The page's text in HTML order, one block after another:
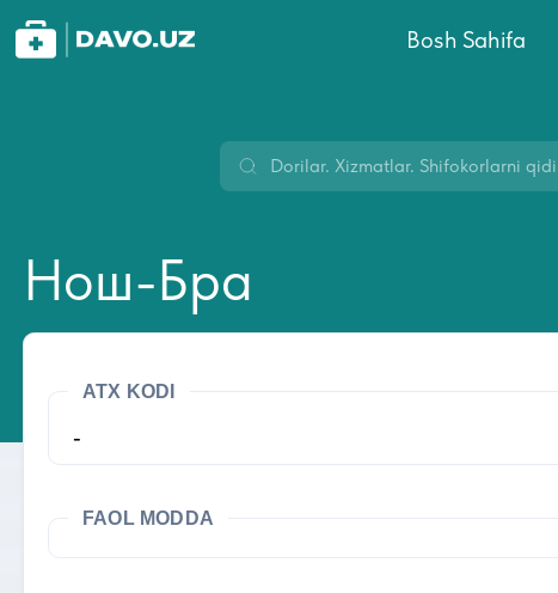
Bosh Sahifa
Нош-Бра
ATX KODI
-
FAOL MODDA